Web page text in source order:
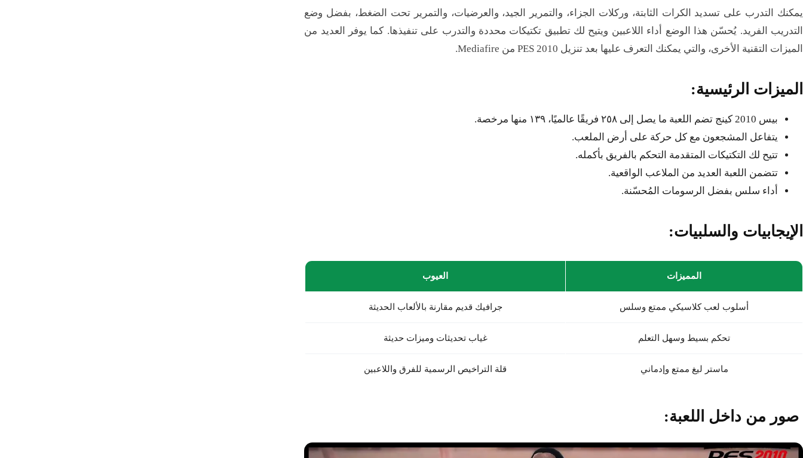
يمكنك التدرب على تسديد الكرات الثابتة، وركلات الجزاء، والتمرير الجيد، والعرضيات، والتمرير تحت الضغط، بفضل وضع
التدريب الفريد. يُحسّن هذا الوضع أداء اللاعبين ويتيح لك تطبيق تكتيكات محددة والتدرب على تنفيذها. كما يوفر العديد من
الميزات التقنية الأخرى، والتي يمكنك التعرف عليها بعد تنزيل PES 2010 من Mediafire.
الميزات الرئيسية:
بيس 2010 كينج​ تضم اللعبة ما يصل إلى ٢٥٨ فريقًا عالميًا، ١٣٩ منها مرخصة.
يتفاعل المشجعون مع كل حركة على أرض الملعب.
تتيح لك التكتيكات المتقدمة التحكم بالفريق بأكمله.
تتضمن اللعبة العديد من الملاعب الواقعية.
أداء سلس بفضل الرسومات المُحسّنة.
الإيجابيات والسلبيات:
المميزات العيوب
أسلوب لعب كلاسيكي ممتع وسلس جرافيك قديم مقارنة بالألعاب الحديثة
تحكم بسيط وسهل التعلم غياب تحديثات وميزات حديثة
ماستر ليغ ممتع وإدماني قلة التراخيص الرسمية للفرق واللاعبين
صور من داخل اللعبة: